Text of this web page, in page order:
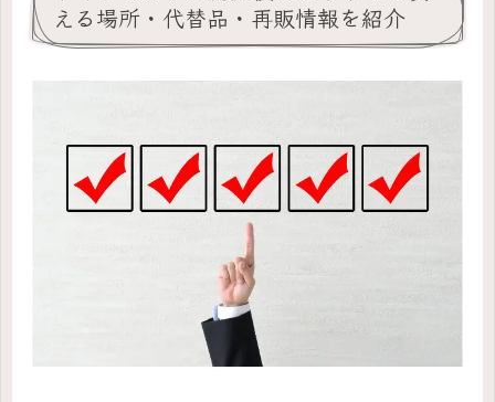
える場所・代替品・再販情報を紹介